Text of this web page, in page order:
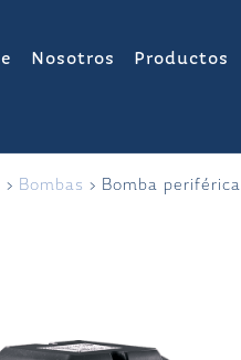
Nosotros Productos
> Bombas > Bomba periférica